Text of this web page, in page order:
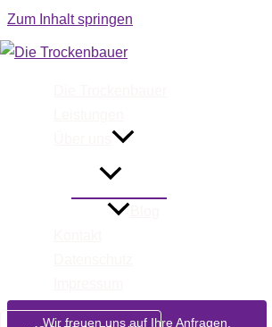
Zum Inhalt springen
Wir
Wir freuen uns auf Ihre Anfragen.